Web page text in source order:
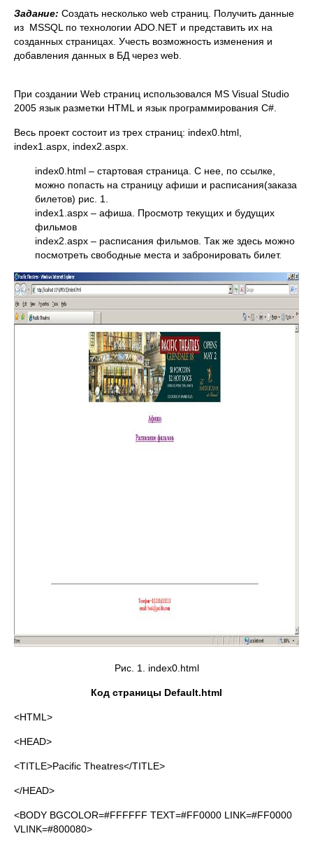
Задание: Создать несколько web страниц. Получить данные
из MSSQL по технологии ADO.NET и представить их на
созданных страницах. Учесть возможность изменения и
добавления данных в БД через web.
При создании Web страниц использовался MS Visual Studio
2005 язык разметки HTML и язык программирования C#.
Весь проект состоит из трех страниц: index0.html,
index1.aspx, index2.aspx.
index0.html – стартовая страница. С нее, по ссылке,
можно попасть на страницу афиши и расписания(заказа
билетов) рис. 1.
index1.aspx – афиша. Просмотр текущих и будущих
фильмов
index2.aspx – расписания фильмов. Так же здесь можно
посмотреть свободные места и забронировать билет.
Рис. 1. index0.html
Код страницы Default.html
<HTML>
<HEAD>
<TITLE>Pacific Theatres</TITLE>
</HEAD>
<BODY BGCOLOR=#FFFFFF TEXT=#FF0000 LINK=#FF0000
VLINK=#800080>